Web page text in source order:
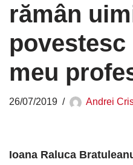
rămân
povestesc
meu
26/07/2019 Andrei
Ioana Raluca